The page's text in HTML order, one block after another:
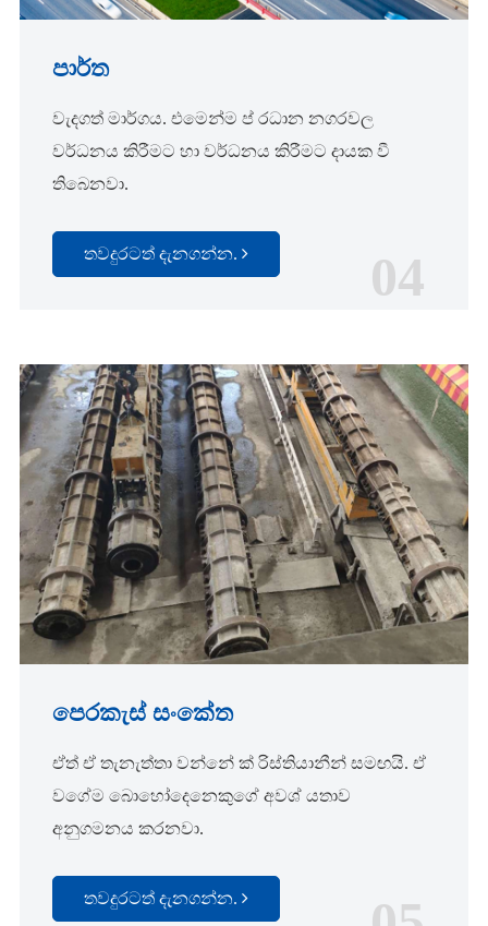
පාර්ත
වැදගත් මාර්ගය. එමෙන්ම ප් රධාන නගරවල
වර්ධනය කිරීමට හා වර්ධනය කිරීමට දායක වී
තිබෙනවා.
තවදුරටත් දැනගන්න. 04
පෙරකැස් සංකේත
ඒත් ඒ තැනැත්තා වන්නේ ක් රිස්තියානීන් සමඟයි. ඒ
වගේම බොහෝදෙනෙකුගේ අවශ් යතාව
අනුගමනය කරනවා.
තවදුරටත් දැනගන්න.